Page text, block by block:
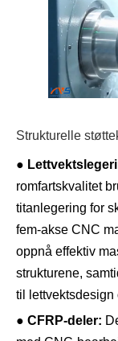
Strukturelle
●
romfartskvalitet
titanlegering for
fem-akse CNC
oppnå effektiv
strukturene,
til lettvektsdesign
● CFRP-deler: